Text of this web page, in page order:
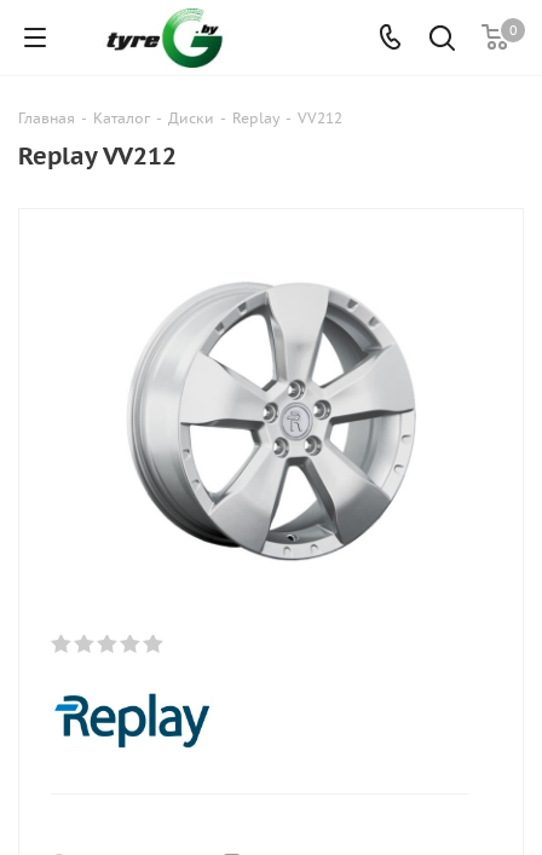
0
Главная - Каталог - Диски - Replay - VV212
Replay VV212